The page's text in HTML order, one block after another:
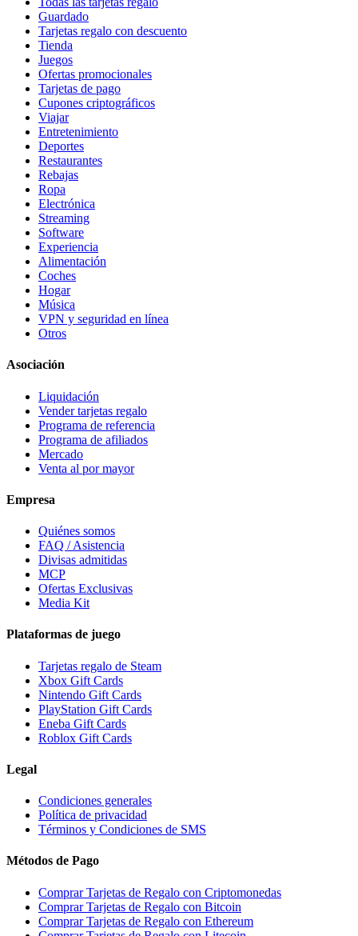
Guardado
Tarjetas regalo con descuento
Tienda
Juegos
Ofertas promocionales
Tarjetas de pago
Cupones criptográficos
Viajar
Entretenimiento
Deportes
Restaurantes
Rebajas
Ropa
Electrónica
Streaming
Software
Experiencia
Alimentación
Coches
Hogar
Música
VPN y seguridad en línea
Otros
Asociación
Liquidación
Vender tarjetas regalo
Programa de referencia
Programa de afiliados
Mercado
Venta al por mayor
Empresa
Quiénes somos
FAQ / Asistencia
Divisas admitidas
MCP
Ofertas Exclusivas
Media Kit
Plataformas de juego
Tarjetas regalo de Steam
Xbox Gift Cards
Nintendo Gift Cards
PlayStation Gift Cards
Eneba Gift Cards
Roblox Gift Cards
Legal
Condiciones generales
Política de privacidad
Términos y Condiciones de SMS
Métodos de Pago
Comprar Tarjetas de Regalo con Criptomonedas
Comprar Tarjetas de Regalo con Bitcoin
Comprar Tarjetas de Regalo con Ethereum